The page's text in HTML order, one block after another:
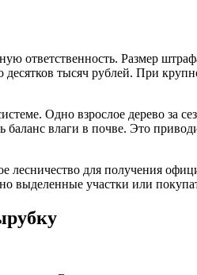
ответственность. Размер
тысяч рублей. При
Одно взрослое дерево за
баланс влаги в почве. Это
лесничество для получения
выделенные участки или